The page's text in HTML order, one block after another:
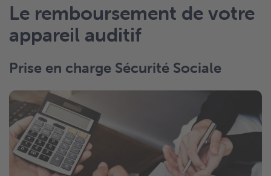
Le remboursement de votre
appareil auditif
Prise en charge Sécurité Sociale